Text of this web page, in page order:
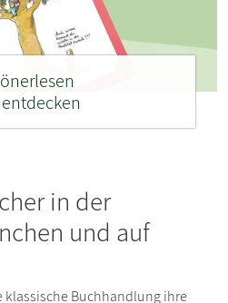
in der
und auf
klassische Buchhandlung ihre